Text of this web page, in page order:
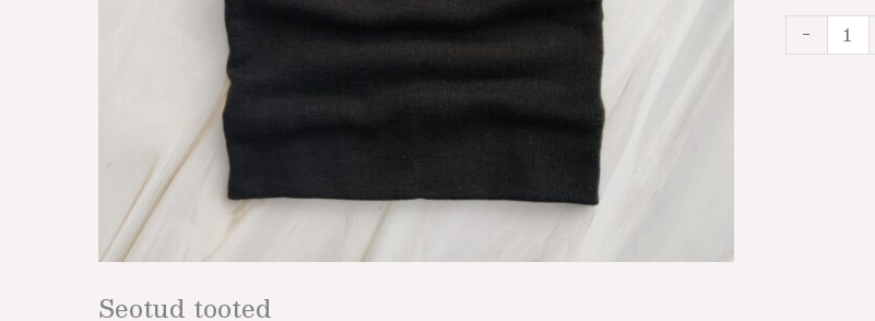
-
Seotud tooted